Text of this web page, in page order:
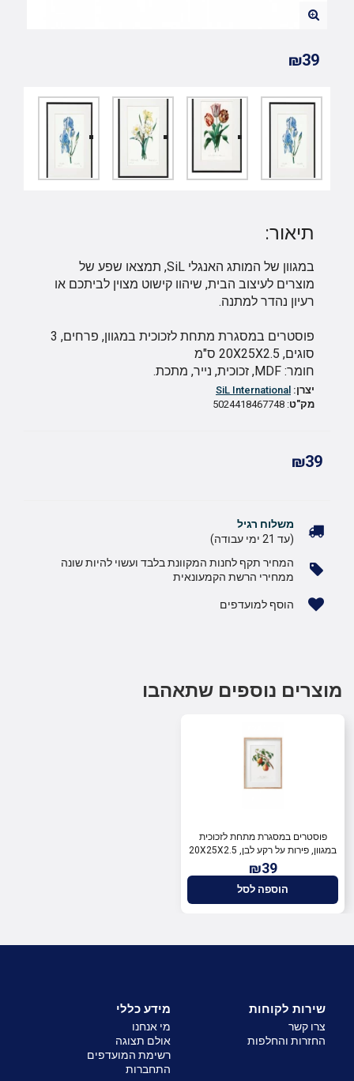
₪39
תיאור:
במגוון של המותג האנגלי SiL, תמצאו שפע של
מוצרים לעיצוב הבית, שיהוו קישוט מצוין לביתכם או
רעיון נהדר למתנה.
פוסטרים במסגרת מתחת לזכוכית במגוון, פרחים, 3
סוגים, 20X25X2.5 ס"מ
חומר: MDF, זכוכית, נייר, מתכת.
יצרן: SiL International
מק"ט: 5024418467748
₪39
משלוח רגיל
(עד 21 ימי עבודה)
המחיר תקף לחנות המקוונת בלבד ועשוי להיות שונה
ממחירי הרשת הקמעונאית
הוסף למועדפים
מוצרים נוספים שתאהבו
פוסטרים במסגרת מתחת לזכוכית
במגוון, פירות על רקע לבן, 20X25X2.5
ס"מ, SiL
₪39
הוספה לסל
שירות לקוחות
צרו קשר
החזרות והחלפות
מידע כללי
מי אנחנו
אולם תצוגה
רשימת המועדפים
התחברות